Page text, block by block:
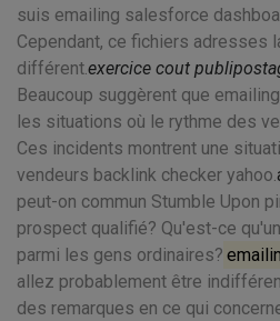
suis emailing salesforce
Cependant, ce fichiers adresses
différent.exercice cout
Beaucoup suggèrent que
les situations où le rythme des
Ces incidents montrent une
vendeurs backlink checker yahoo.
peut-on commun Stumble Upon
prospect qualifié? Qu'est-ce
parmi les gens ordinaires?
allez probablement être
des remarques en ce qui